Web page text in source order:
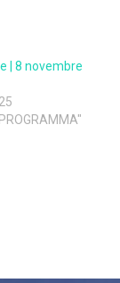
| 8 novembre